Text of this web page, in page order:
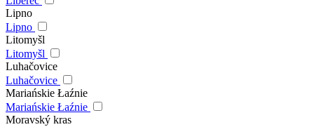
Lipno
Lipno
Litomyšl
Litomyšl
Luhačovice
Luhačovice
Mariańskie Łaźnie
Mariańskie Łaźnie
Moravský kras